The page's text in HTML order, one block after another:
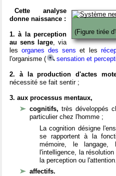
(Figure tirée
Cette analyse
donne naissance :
1. à la perception
au sens large, via
lesorganes des sens et les
l'organisme (
sensation et
2. à la production d'actes
nécessité se fait sentir ;
3. aux processus mentaux,
cognitifs,très développés
particulier chez l'homme ;
La cognition désigne
se rapportent à la
mémoire, le langage,
l'intelligence, la
la perception ou
affectifs.